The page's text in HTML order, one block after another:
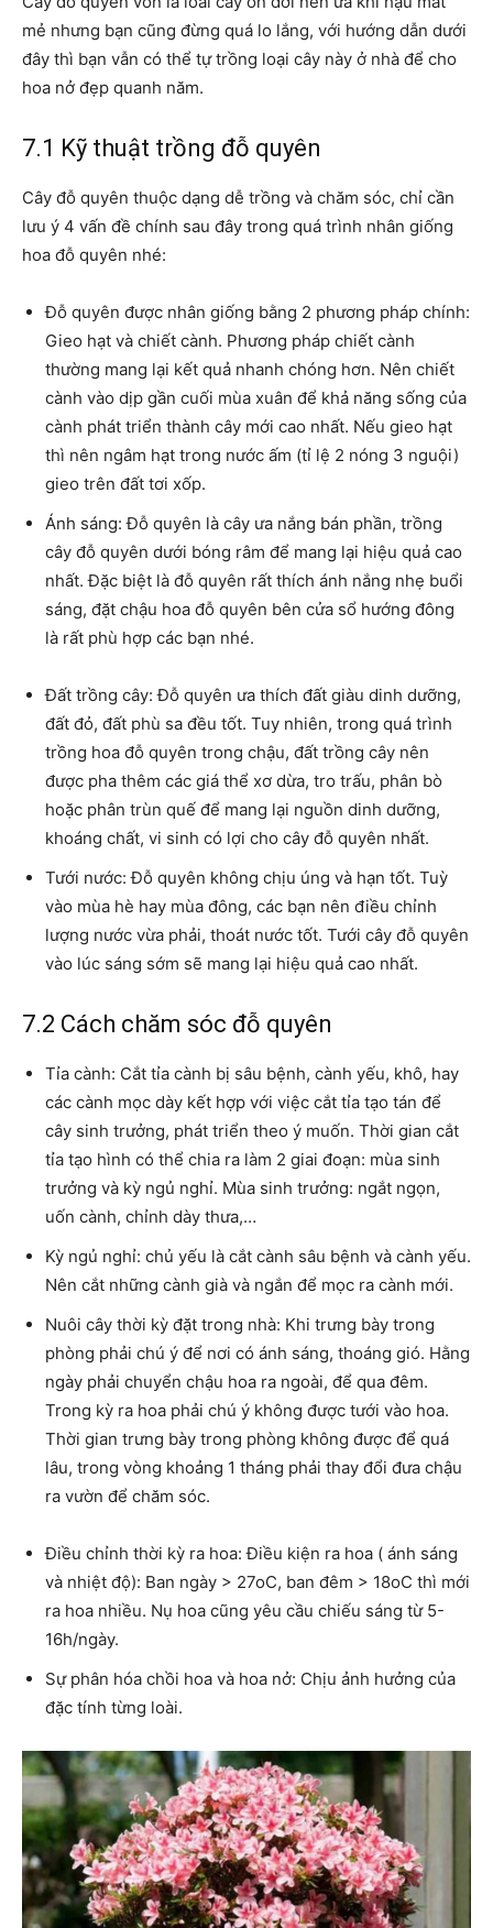
mẻ nhưng bạn cũng đừng quá lo lắng, với hướng dẫn dưới
đây thì bạn vẫn có thể tự trồng loại cây này ở nhà để cho
hoa nở đẹp quanh năm.
7.1 Kỹ thuật trồng đỗ quyên
Cây đỗ quyên thuộc dạng dễ trồng và chăm sóc, chỉ cần
lưu ý 4 vấn đề chính sau đây trong quá trình nhân giống
hoa đỗ quyên nhé:
Đỗ quyên được nhân giống bằng 2 phương pháp chính:
Gieo hạt và chiết cành. Phương pháp chiết cành
thường mang lại kết quả nhanh chóng hơn. Nên chiết
cành vào dịp gần cuối mùa xuân để khả năng sống của
cành phát triển thành cây mới cao nhất. Nếu gieo hạt
thì nên ngâm hạt trong nước ấm (tỉ lệ 2 nóng 3 nguội)
gieo trên đất tơi xốp.
Ánh sáng: Đỗ quyên là cây ưa nắng bán phần, trồng
cây đỗ quyên dưới bóng râm để mang lại hiệu quả cao
nhất. Đặc biệt là đỗ quyên rất thích ánh nắng nhẹ buổi
sáng, đặt chậu hoa đỗ quyên bên cửa sổ hướng đông
là rất phù hợp các bạn nhé.
Đất trồng cây: Đỗ quyên ưa thích đất giàu dinh dưỡng,
đất đỏ, đất phù sa đều tốt. Tuy nhiên, trong quá trình
trồng hoa đỗ quyên trong chậu, đất trồng cây nên
được pha thêm các giá thể xơ dừa, tro trấu, phân bò
hoặc phân trùn quế để mang lại nguồn dinh dưỡng,
khoáng chất, vi sinh có lợi cho cây đỗ quyên nhất.
Tưới nước: Đỗ quyên không chịu úng và hạn tốt. Tuỳ
vào mùa hè hay mùa đông, các bạn nên điều chỉnh
lượng nước vừa phải, thoát nước tốt. Tưới cây đỗ quyên
vào lúc sáng sớm sẽ mang lại hiệu quả cao nhất.
7.2 Cách chăm sóc đỗ quyên
Tỉa cành: Cắt tỉa cành bị sâu bệnh, cành yếu, khô, hay
các cành mọc dày kết hợp với việc cắt tỉa tạo tán để
cây sinh trưởng, phát triển theo ý muốn. Thời gian cắt
tỉa tạo hình có thể chia ra làm 2 giai đoạn: mùa sinh
trưởng và kỳ ngủ nghỉ. Mùa sinh trưởng: ngắt ngọn,
uốn cành, chỉnh dày thưa,…
Kỳ ngủ nghỉ: chủ yếu là cắt cành sâu bệnh và cành yếu.
Nên cắt những cành già và ngắn để mọc ra cành mới.
Nuôi cây thời kỳ đặt trong nhà: Khi trưng bày trong
phòng phải chú ý để nơi có ánh sáng, thoáng gió. Hằng
ngày phải chuyển chậu hoa ra ngoài, để qua đêm.
Trong kỳ ra hoa phải chú ý không được tưới vào hoa.
Thời gian trưng bày trong phòng không được để quá
lâu, trong vòng khoảng 1 tháng phải thay đổi đưa chậu
ra vườn để chăm sóc.
Điều chỉnh thời kỳ ra hoa: Điều kiện ra hoa ( ánh sáng
và nhiệt độ): Ban ngày > 27oC, ban đêm > 18oC thì mới
ra hoa nhiều. Nụ hoa cũng yêu cầu chiếu sáng từ 5-
16h/ngày.
Sự phân hóa chồi hoa và hoa nở: Chịu ảnh hưởng của
đặc tính từng loài.